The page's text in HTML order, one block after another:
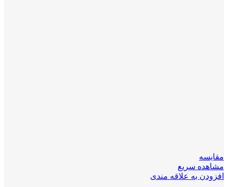
مقایسه
مشاهده سریع
افزودن به علاقه مندی